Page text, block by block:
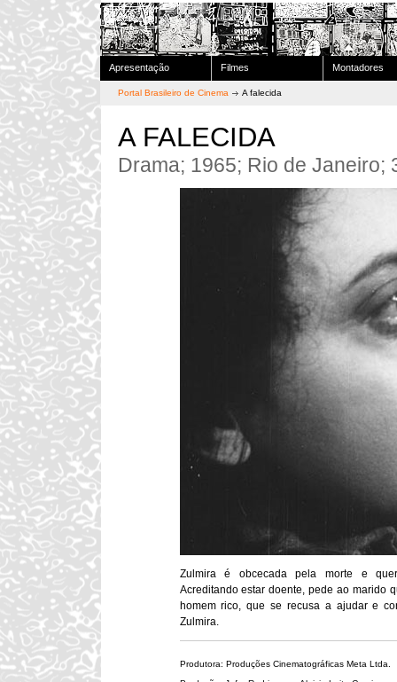
Apresentação Filmes Montadores
Portal Brasileiro de Cinema A falecida
A FALECIDA
Drama; 1965; Rio de Janeiro;
Zulmira é obcecada pela morte e
Acreditando estar doente, pede ao marido
homem rico, que se recusa a ajudar e
Zulmira.
Produtora: Produções Cinematográficas Meta Ltda.